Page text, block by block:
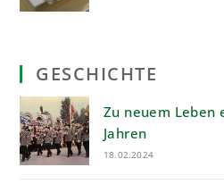
GESCHICHTE
Zu neuem Leben
Jahren
18.02.2024